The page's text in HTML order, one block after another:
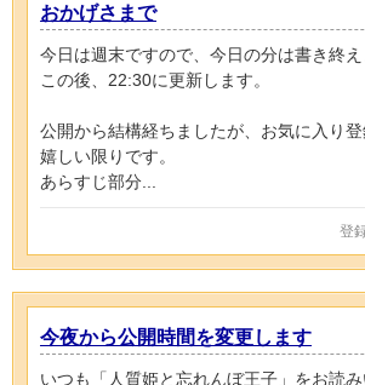
おかげさまで
今日は週末ですので、今日の分は書き終え
この後、22:30に更新します。
公開から結構経ちましたが、お気に入り登
嬉しい限りです。
あらすじ部分...
登
今夜から公開時間を変更します
いつも「人質姫と忘れんぼ王子」をお読